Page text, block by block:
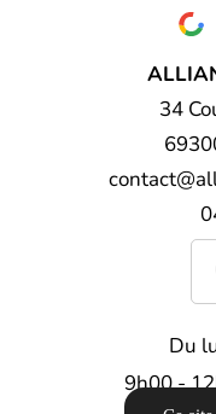
34
Du
9h00 -